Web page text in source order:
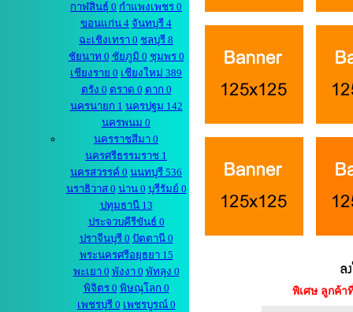
กาฬสินธุ์ 0 กำแพงเพชร 0
ขอนแก่น 4 จันทบุรี 4
ฉะเชิงเทรา 0 ชลบุรี 8
ชัยนาท 0 ชัยภูมิ 0 ชุมพร 0
เชียงราย 0 เชียงใหม่ 389
ตรัง 0 ตราด 0 ตาก 0
นครนายก 1 นครปฐม 142
นครพนม 0
นครราชสีมา 0
นครศรีธรรมราช 1
นครสวรรค์ 0 นนทบุรี 536
นราธิวาส 0 น่าน 0 บุรีรัมย์ 0
ปทุมธานี 13
ประจวบคีรีขันธ์ 0
ปราจีนบุรี 0 ปัตตานี 0
พระนครศรีอยุธยา 15
พะเยา 0 พังงา 0 พัทลุง 0
พิจิตร 0 พิษณุโลก 0
เพชรบุรี 0 เพชรบูรณ์ 0
พิเศษ ลูกค้า